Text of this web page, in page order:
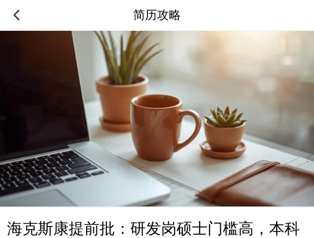
简历攻略
海克斯康提前批：研发岗硕士门槛高，本科